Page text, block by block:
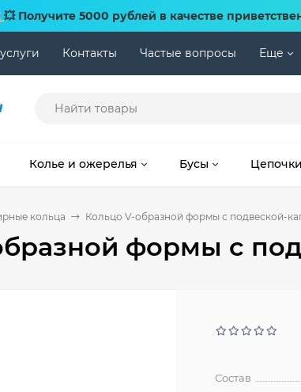
💥 Получите 5000 рублей в качестве
Контакты Частые вопросы Еще
Колье и ожерелья Бусы Цепочки
кольца Кольцо V-образной формы с подвеской-
формы с
Состав